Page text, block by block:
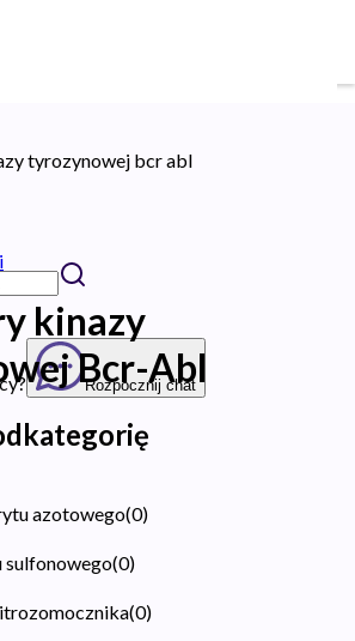
Rozpocznij chat
tyrozynowej bcr abl
kinazy
Bcr-Abl
azotowego(0)
sulfonowego(0)
(0)